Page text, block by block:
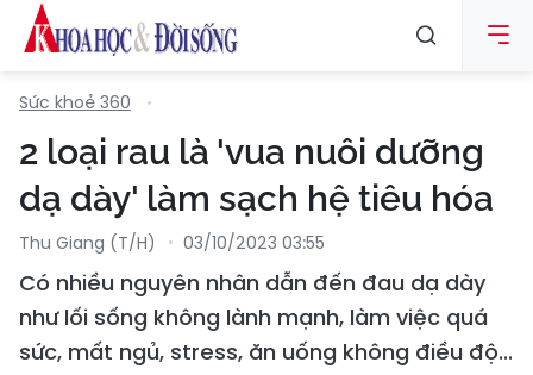
Sức khoẻ 360
2 loại rau là 'vua nuôi dưỡng
dạ dày' làm sạch hệ tiêu hóa
Thu Giang (T/H) 03/10/2023 03:55
Có nhiều nguyên nhân dẫn đến đau dạ dày
như lối sống không lành mạnh, làm việc quá
sức, mất ngủ, stress, ăn uống không điều độ...